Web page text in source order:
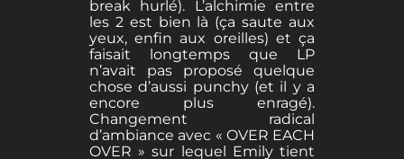
break hurlé). L’alchimie entre
les 2 est bien là (ça saute aux
yeux, enfin aux oreilles) et ça
faisait longtemps que LP
n’avait pas proposé quelque
chose d’aussi punchy (et il y a
encore plus enragé).
Changement radical
d’ambiance avec « OVER EACH
OVER » sur lequel Emily tient